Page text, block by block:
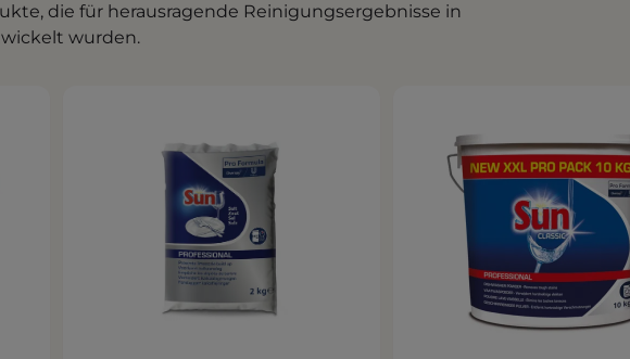
die für herausragende Reinigungsergebnisse in
wurden.